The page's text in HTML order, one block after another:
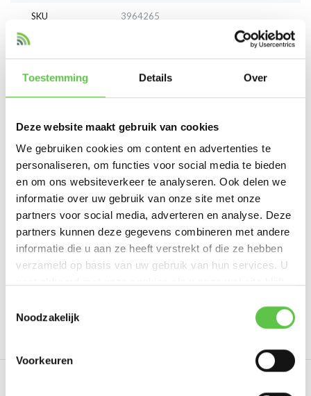
Toestemming Details Over
Deze website maakt gebruik van cookies
We gebruiken cookies om content en advertenties te
personaliseren, om functies voor social media te bieden
en om ons websiteverkeer te analyseren. Ook delen we
informatie over uw gebruik van onze site met onze
partners voor social media, adverteren en analyse. Deze
partners kunnen deze gegevens combineren met andere
informatie die u aan ze heeft verstrekt of die ze hebben
verzameld op basis van uw gebruik van hun services. U
Noodzakelijk
Voorkeuren
SKU 3964265
Vergelijk Delen
Reviews
Based on 0 reviews
Er zijn nog geen reviews geschreven over dit product..
Tags
1 jaar Cloud